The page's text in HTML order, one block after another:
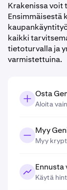
Krakenissa voit
Ensimmäisestä
kaikki
tietoturvalla ja
varmistettuina.
Osta
Aloita
Myy
Myy
Ennusta
Käytä